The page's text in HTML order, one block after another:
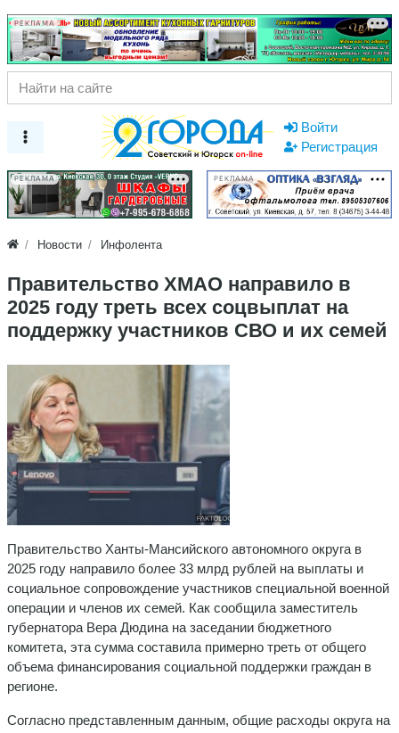
РЕКЛАМА
Войти
Регистрация
РЕКЛАМА РЕКЛАМА
Новости Инфолента
Правительство ХМАО направило в
2025 году треть всех соцвыплат на
поддержку участников СВО и их семей
Правительство Ханты-Мансийского автономного округа в
2025 году направило более 33 млрд рублей на выплаты и
социальное сопровождение участников специальной военной
операции и членов их семей. Как сообщила заместитель
губернатора Вера Дюдина на заседании бюджетного
комитета, эта сумма составила примерно треть от общего
объема финансирования социальной поддержки граждан в
регионе.
Согласно представленным данным, общие расходы округа на